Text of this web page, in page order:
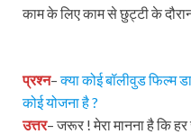
काम के लिए काम से छुट्टी के
प्रश्न–क्या कोई बॉलीवुड फिल्म
कोई योजना है ?
उत्तर– जरूर ! मेरा मानना है कि